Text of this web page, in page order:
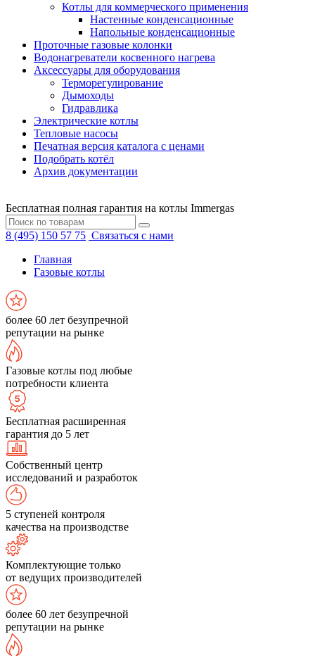
Котлы для коммерческого применения
Настенные конденсационные
Напольные конденсационные
Проточные газовые колонки
Водонагреватели косвенного нагрева
Аксессуары для оборудования
Терморегулирование
Дымоходы
Гидравлика
Электрические котлы
Тепловые насосы
Печатная версия каталога с ценами
Подобрать котёл
Архив документации
Бесплатная полная гарантия на котлы Immergas
8 (495) 150 57 75 Связаться с нами
Главная
Газовые котлы
более 60 лет безупречной
репутации на рынке
Газовые котлы под любые
потребности клиента
Бесплатная расширенная
гарантия до 5 лет
Собственный центр
исследований и разработок
5 ступеней контроля
качества на производстве
Комплектующие только
от ведущих производителей
более 60 лет безупречной
репутации на рынке